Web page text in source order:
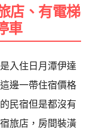
店、有電梯
車
入住日月潭伊達
邊一帶住宿價格
民宿但是都沒有
旅店，房間裝潢